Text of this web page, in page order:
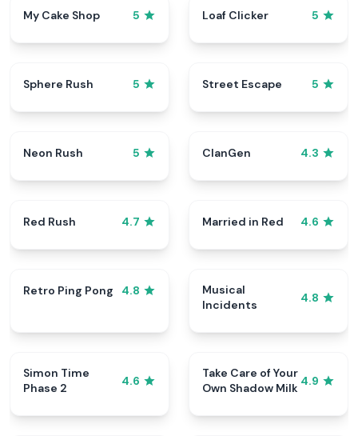
My Cake Shop 5 Loaf Clicker 5
Sphere Rush 5 Street Escape 5
Neon Rush 5 ClanGen 4.3
Red Rush 4.7 Married in Red 4.6
Retro Ping Pong 4.8
Musical
Incidents
4.8
Simon Time
Phase 2
4.6
Take Care of Your
Own Shadow Milk 4.9